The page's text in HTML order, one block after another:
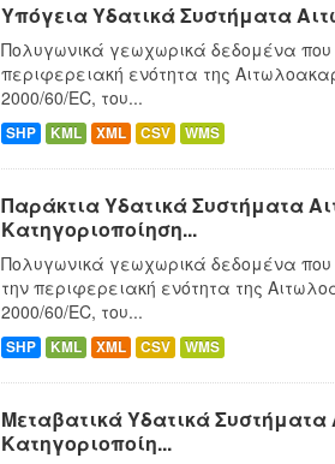
Υπόγεια Υδατικά Συστήματα
Πολυγωνικά γεωχωρικά δεδομένα που
περιφερειακή ενότητα της
2000/60/EC, του...
SHP KML XML CSV WMS
Παράκτια Υδατικά Συστήματα
Κατηγοριοποίηση...
Πολυγωνικά γεωχωρικά δεδομένα που
την περιφερειακή ενότητα της
2000/60/EC, του...
SHP KML XML CSV WMS
Μεταβατικά Υδατικά
Κατηγοριοποίη...